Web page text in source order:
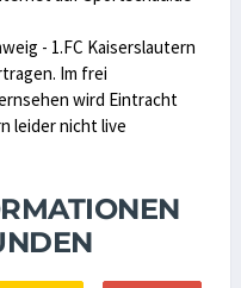
- 1.FC Kaiserslautern
Im frei
wird Eintracht
leider nicht live